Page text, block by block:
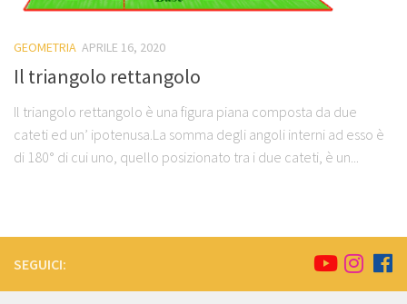
GEOMETRIA APRILE 16, 2020
Il triangolo rettangolo
Il triangolo rettangolo è una figura piana composta da due
cateti ed un’ ipotenusa.La somma degli angoli interni ad esso è
di 180° di cui uno, quello posizionato tra i due cateti, è un...
SEGUICI: